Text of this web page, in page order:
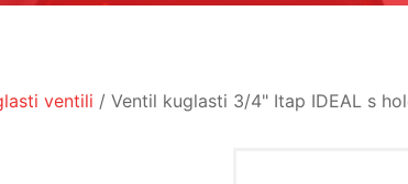
ventili / Ventil kuglasti 3/4" Itap IDEAL s